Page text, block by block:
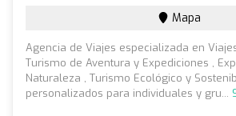
Mapa
Agencia de Viajes especializada en
Turismo de Aventura y Expediciones ,
Naturaleza , Turismo Ecológico y
personalizados para individuales y gru...